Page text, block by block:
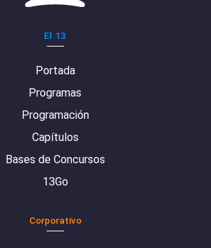
El 13
Portada
Programas
Programación
Capítulos
Bases de Concursos
13Go
Corporativo